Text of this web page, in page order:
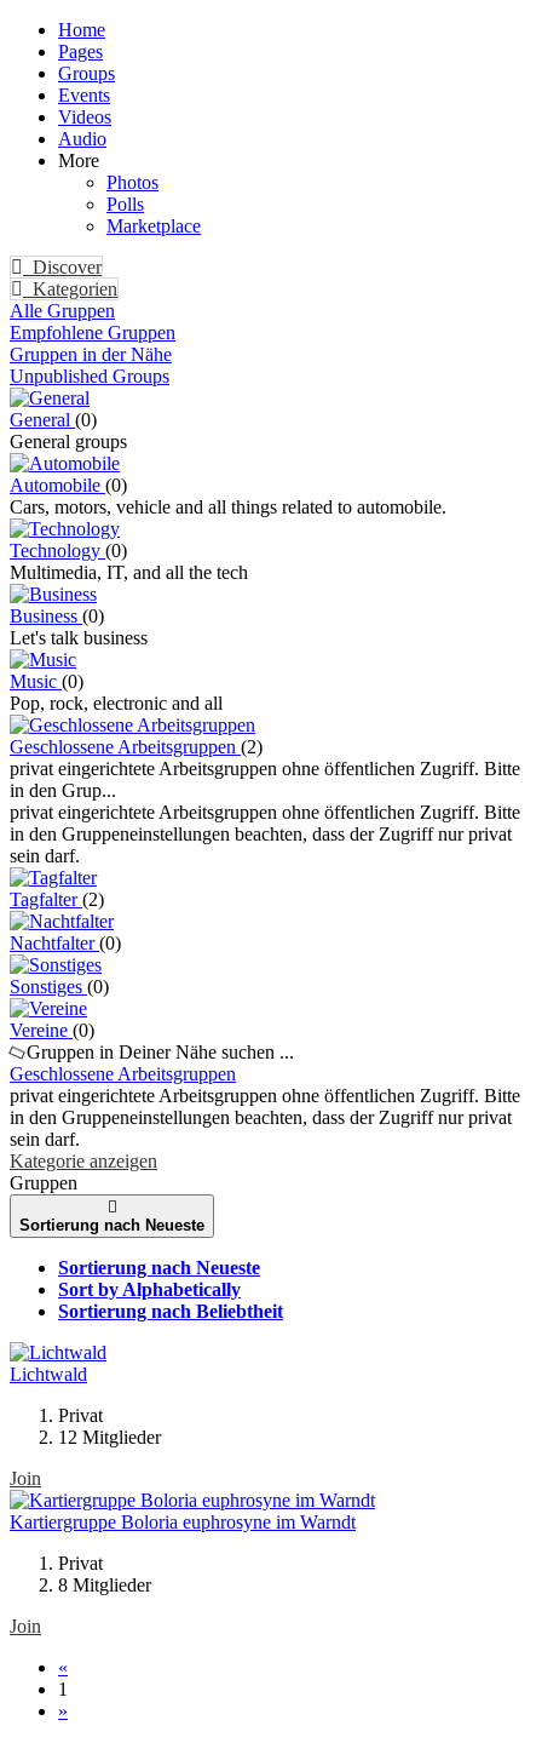
Home
Pages
Groups
Events
Videos
Audio
More
Photos
Polls
Marketplace
Discover
Kategorien
Alle Gruppen
Empfohlene Gruppen
Gruppen in der Nähe
Unpublished Groups
General (0)
General groups
Automobile (0)
Cars, motors, vehicle and all things related to automobile.
Technology (0)
Multimedia, IT, and all the tech
Business (0)
Let's talk business
Music (0)
Pop, rock, electronic and all
Geschlossene Arbeitsgruppen (2)
privat eingerichtete Arbeitsgruppen ohne öffentlichen Zugriff. Bitte
in den Grup...
privat eingerichtete Arbeitsgruppen ohne öffentlichen Zugriff. Bitte
in den Gruppeneinstellungen beachten, dass der Zugriff nur privat
sein darf.
Tagfalter(2)
Nachtfalter(0)
Sonstiges (0)
Vereine (0)
Gruppen in Deiner Nähe suchen ...
Geschlossene Arbeitsgruppen
privat eingerichtete Arbeitsgruppen ohne öffentlichen Zugriff. Bitte
in den Gruppeneinstellungen beachten, dass der Zugriff nur privat
sein darf.
Kategorie anzeigen
Gruppen
Sortierung nach Neueste
Sortierung nach Neueste
Sort by Alphabetically
Sortierung nach Beliebtheit
Lichtwald
Privat
12 Mitglieder
Join
Kartiergruppe Boloria euphrosyne im Warndt
Privat
8 Mitglieder
Join
«
1
»